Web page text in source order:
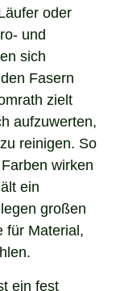
oder
und
sich
Fasern
zielt
aufzuwerten,
reinigen. So
wirken
ein
großen
Material,
ein fest